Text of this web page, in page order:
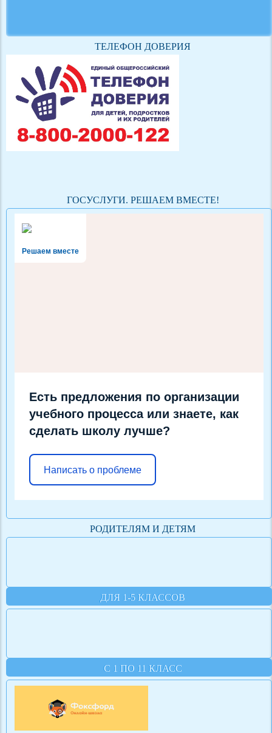
ТЕЛЕФОН ДОВЕРИЯ
ГОСУСЛУГИ. РЕШАЕМ ВМЕСТЕ!
Решаем вместе
Есть предложения по организации
учебного процесса или знаете, как
сделать школу лучше?
Написать о проблеме
РОДИТЕЛЯМ И ДЕТЯМ
ДЛЯ 1-5 КЛАССОВ
С 1 ПО 11 КЛАСС